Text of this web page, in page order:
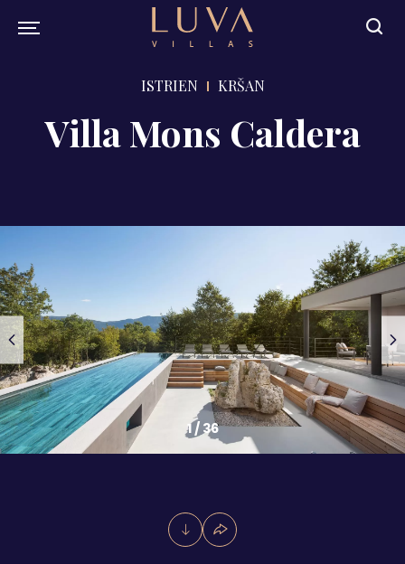
ISTRIEN KRŠAN
Villa Mons Caldera
1/ 36